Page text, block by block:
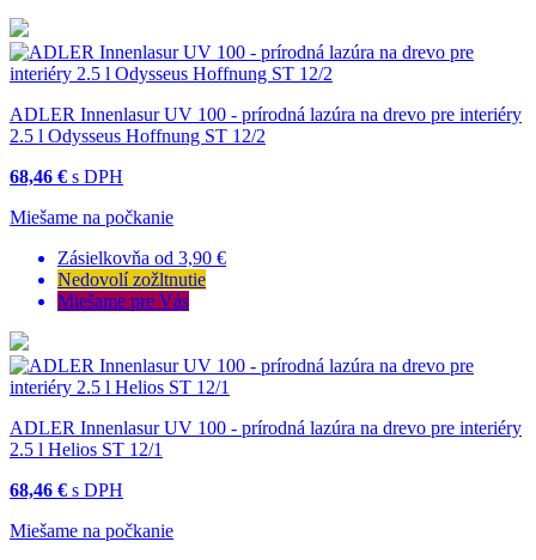
ADLER Innenlasur UV 100 - prírodná lazúra na drevo pre interiéry
2.5 l Odysseus Hoffnung ST 12/2
68,46 € s DPH
Miešame na počkanie
Zásielkovňa od 3,90 €
Nedovolí zožltnutie
Miešame pre Vás
ADLER Innenlasur UV 100 - prírodná lazúra na drevo pre interiéry
2.5 l Helios ST 12/1
68,46 € s DPH
Miešame na počkanie